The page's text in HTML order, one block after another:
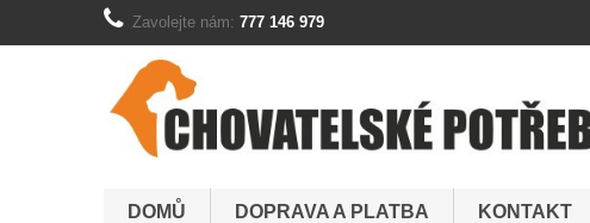
Zavolejte nám: 777 146 979
DOMŮ DOPRAVA A PLATBA KONTAKT